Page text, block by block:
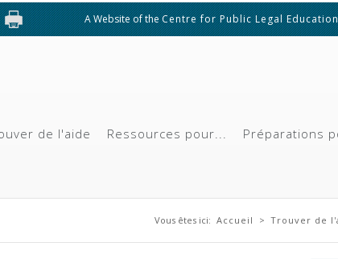
A Website of theCentre for Public Legal
de l'aide Ressources pour... Préparations
Vous êtes ici
Vous êtes ici: Accueil > Trouver de